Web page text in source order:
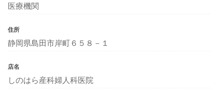
医療機関
住所
静岡県島田市岸町６５８－１
店名
しのはら産科婦人科医院